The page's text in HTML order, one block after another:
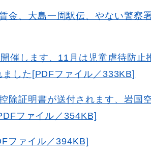
金、大島一周駅伝、やない警察
催します、11月は児童虐待防止
した[PDFファイル／333KB]
除証明書が送付されます、岩国
ファイル／354KB]
ファイル／394KB]